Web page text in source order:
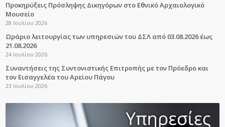
Προκηρύξεις Πρόσληψης Δικηγόρων στο Εθνικό Αρχαιολογικό
Μουσείο
28 Ιουλίου 2026
Ωράριο λειτουργίας των υπηρεσιών του ΔΣΛ από 03.08.2026 έως
21.08.2026
24 Ιουλίου 2026
Συναντήσεις της Συντονιστικής Επιτροπής με τον Πρόεδρο και
τον Εισαγγελέα του Αρείου Πάγου
23 Ιουλίου 2026